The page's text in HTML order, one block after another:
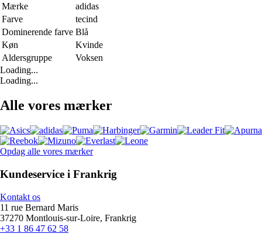
Mærke
adidas
Farve
tecind
Dominerende farve Blå
Køn
Kvinde
Aldersgruppe
Voksen
Loading...
Loading...
Alle vores mærker
Opdag alle vores mærker
Kundeservice i Frankrig
Kontakt os
11 rue Bernard Maris
37270 Montlouis-sur-Loire, Frankrig
+33 1 86 47 62 58